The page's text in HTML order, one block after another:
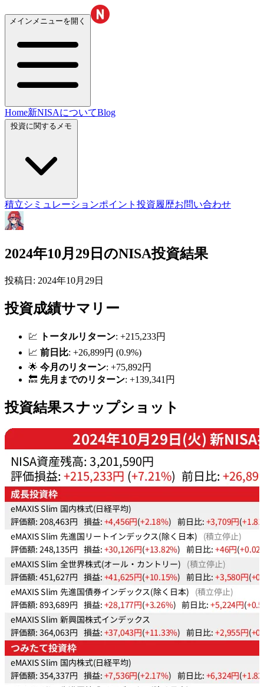
メインメニューを開く
Home新NISAについてBlog
積立シミュレーションポイント投資履歴お問い合わせ
2024年10月29日のNISA投資結果
投稿日: 2024年10月29日
投資成績サマリー
💹 トータルリターン: +215,233円
📈 前日比: +26,899円 (0.9%)
🌟 今月のリターン: +75,892円
🔙 先月までのリターン: +139,341円
投資結果スナップショット